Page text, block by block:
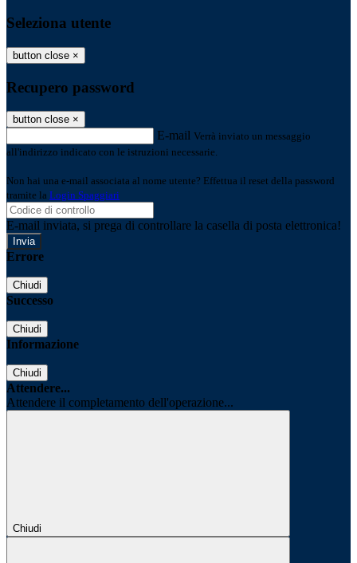
Seleziona utente
button close ×
Recupero password
button close ×
E-mail Verrà inviato un messaggio
all'indirizzo indicato con le istruzioni necessarie.
Non hai una e-mail associata al nome utente? Effettua il reset della password
tramite la Login Spaggiari
E-mail inviata, si prega di controllare la casella di posta elettronica!
Errore
Chiudi
Successo
Chiudi
Informazione
Chiudi
Attendere...
Attendere il completamento dell'operazione...
Chiudi